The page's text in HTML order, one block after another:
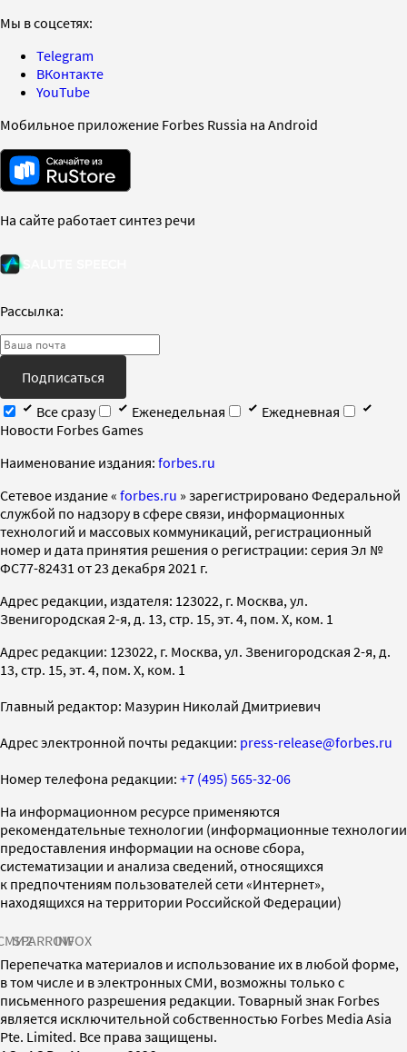
Мы в соцсетях:
Telegram
ВКонтакте
YouTube
Мобильное приложение Forbes Russia на Android
На сайте работает синтез речи
Рассылка:
Подписаться
Все сразу
Еженедельная
Ежедневная
Новости Forbes Games
Наименование издания: forbes.ru
Cетевое издание « forbes.ru » зарегистрировано Федеральной
службой по надзору в сфере связи, информационных
технологий и массовых коммуникаций, регистрационный
номер и дата принятия решения о регистрации: серия Эл №
ФС77-82431 от 23 декабря 2021 г.
Адрес редакции, издателя: 123022, г. Москва, ул.
Звенигородская 2-я, д. 13, стр. 15, эт. 4, пом. X, ком. 1
Адрес редакции: 123022, г. Москва, ул. Звенигородская 2-я, д.
13, стр. 15, эт. 4, пом. X, ком. 1
Главный редактор: Мазурин Николай Дмитриевич
Адрес электронной почты редакции: press-release@forbes.ru
Номер телефона редакции: +7 (495) 565-32-06
На информационном ресурсе применяются
рекомендательные технологии (информационные технологии
предоставления информации на основе сбора,
систематизации и анализа сведений, относящихся
к предпочтениям пользователей сети «Интернет»,
находящихся на территории Российской Федерации)
SPARROWINFOX
Перепечатка материалов и использование их в любой форме,
в том числе и в электронных СМИ, возможны только с
письменного разрешения редакции. Товарный знак Forbes
является исключительной собственностью Forbes Media Asia
Pte. Limited. Все права защищены.